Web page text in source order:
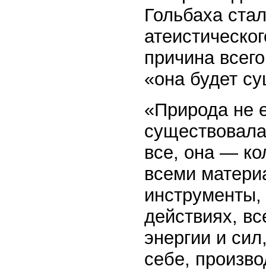
Гольбаха
причина
«она будет
«Природа не
все, она —
всеми
действиях,
энергии и
себе,